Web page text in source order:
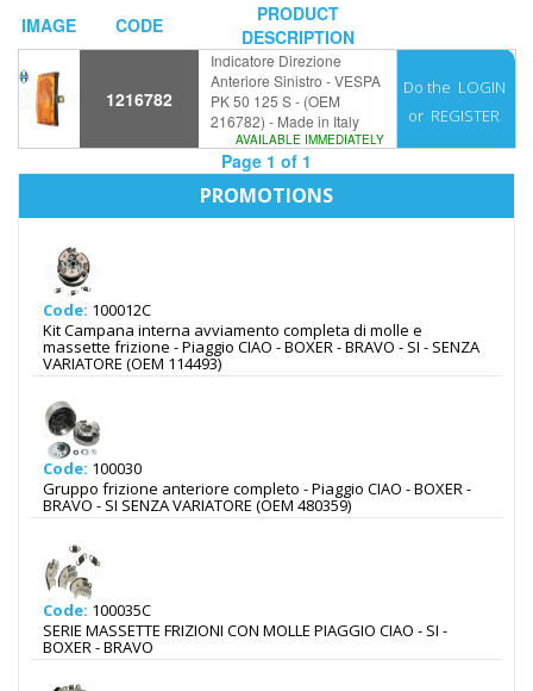
IMAGE CODE
PRODUCT
DESCRIPTION
1216782
Indicatore Direzione
Anteriore Sinistro - VESPA
PK 50 125 S - (OEM
216782) - Made in Italy
AVAILABLE IMMEDIATELY
Do the LOGIN
or REGISTER
Page 1 of 1
PROMOTIONS
Code: 100012C
Kit Campana interna avviamento completa di molle e
massette frizione - Piaggio CIAO - BOXER - BRAVO - SI - SENZA
VARIATORE (OEM 114493)
Code: 100030
Gruppo frizione anteriore completo - Piaggio CIAO - BOXER -
BRAVO - SI SENZA VARIATORE (OEM 480359)
Code: 100035C
SERIE MASSETTE FRIZIONI CON MOLLE PIAGGIO CIAO - SI -
BOXER - BRAVO